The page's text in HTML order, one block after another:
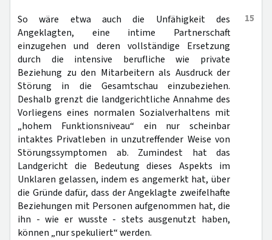
15
So wäre etwa auch die Unfähigkeit des
Angeklagten, eine intime Partnerschaft
einzugehen und deren vollständige Ersetzung
durch die intensive berufliche wie private
Beziehung zu den Mitarbeitern als Ausdruck der
Störung in die Gesamtschau einzubeziehen.
Deshalb grenzt die landgerichtliche Annahme des
Vorliegens eines normalen Sozialverhaltens mit
„hohem Funktionsniveau“ ein nur scheinbar
intaktes Privatleben in unzutreffender Weise von
Störungssymptomen ab. Zumindest hat das
Landgericht die Bedeutung dieses Aspekts im
Unklaren gelassen, indem es angemerkt hat, über
die Gründe dafür, dass der Angeklagte zweifelhafte
Beziehungen mit Personen aufgenommen hat, die
ihn - wie er wusste - stets ausgenutzt haben,
können „nur spekuliert“ werden.